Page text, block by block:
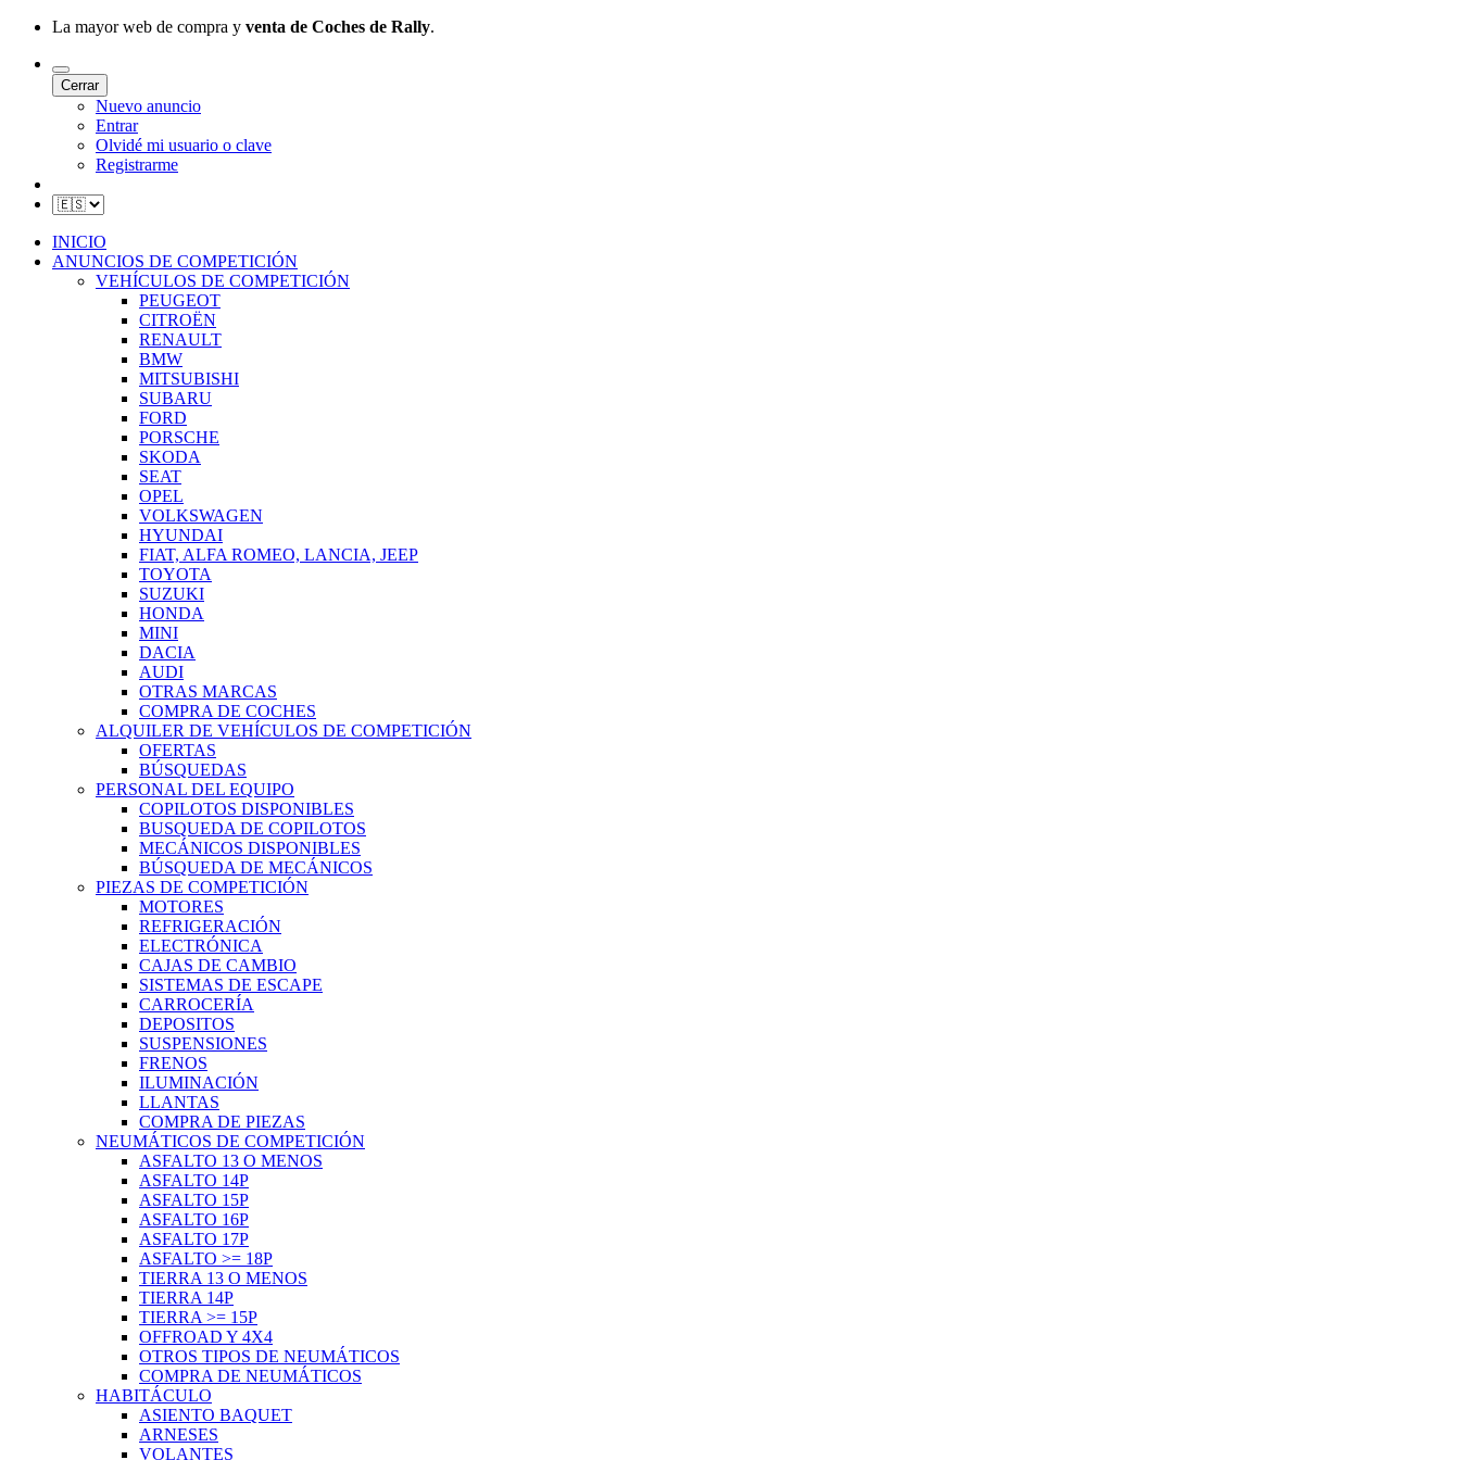
La mayor web de compra y venta de Coches de Rally.
Cerrar
Nuevo anuncio
Entrar
Olvidé mi usuario o clave
Registrarme
INICIO
ANUNCIOS DE COMPETICIÓN
VEHÍCULOS DE COMPETICIÓN
PEUGEOT
CITROËN
RENAULT
BMW
MITSUBISHI
SUBARU
FORD
PORSCHE
SKODA
SEAT
OPEL
VOLKSWAGEN
HYUNDAI
FIAT, ALFA ROMEO, LANCIA, JEEP
TOYOTA
SUZUKI
HONDA
MINI
DACIA
AUDI
OTRAS MARCAS
COMPRA DE COCHES
ALQUILER DE VEHÍCULOS DE COMPETICIÓN
OFERTAS
BÚSQUEDAS
PERSONAL DEL EQUIPO
COPILOTOS DISPONIBLES
BUSQUEDA DE COPILOTOS
MECÁNICOS DISPONIBLES
BÚSQUEDA DE MECÁNICOS
PIEZAS DE COMPETICIÓN
MOTORES
REFRIGERACIÓN
ELECTRÓNICA
CAJAS DE CAMBIO
SISTEMAS DE ESCAPE
CARROCERÍA
DEPOSITOS
SUSPENSIONES
FRENOS
ILUMINACIÓN
LLANTAS
COMPRA DE PIEZAS
NEUMÁTICOS DE COMPETICIÓN
ASFALTO 13 O MENOS
ASFALTO 14P
ASFALTO 15P
ASFALTO 16P
ASFALTO 17P
ASFALTO >= 18P
TIERRA 13 O MENOS
TIERRA 14P
TIERRA >= 15P
OFFROAD Y 4X4
OTROS TIPOS DE NEUMÁTICOS
COMPRA DE NEUMÁTICOS
HABITÁCULO
ASIENTO BAQUET
ARNESES
VOLANTES